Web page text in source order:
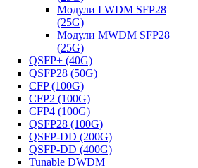
Модули LWDM SFP28
(25G)
Модули MWDM SFP28
(25G)
QSFP+ (40G)
QSFP28 (50G)
CFP (100G)
CFP2 (100G)
CFP4 (100G)
QSFP28 (100G)
QSFP-DD (200G)
QSFP-DD (400G)
Tunable DWDM